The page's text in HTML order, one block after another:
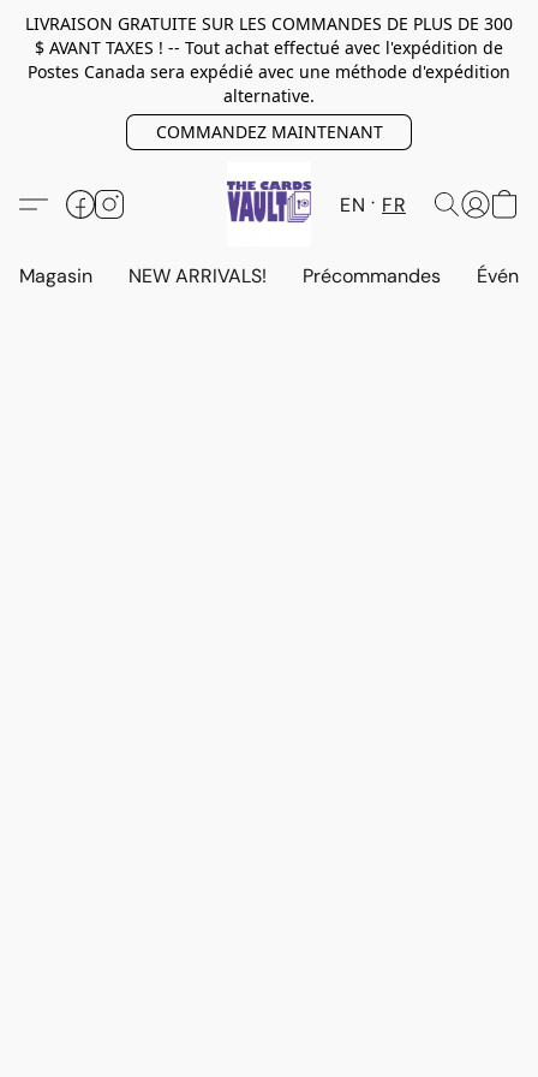
LIVRAISON GRATUITE SUR LES COMMANDES DE PLUS DE 300
$ AVANT TAXES ! -- Tout achat effectué avec l'expédition de
Postes Canada sera expédié avec une méthode d'expédition
alternative.
COMMANDEZ MAINTENANT
EN FR
Magasin NEW ARRIVALS! Précommandes